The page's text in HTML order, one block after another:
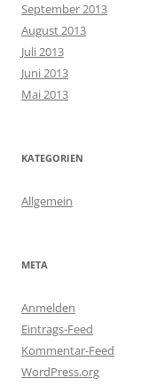
September 2013
August 2013
Juli 2013
Juni 2013
Mai 2013
KATEGORIEN
Allgemein
META
Anmelden
Eintrags-Feed
Kommentar-Feed
WordPress.org